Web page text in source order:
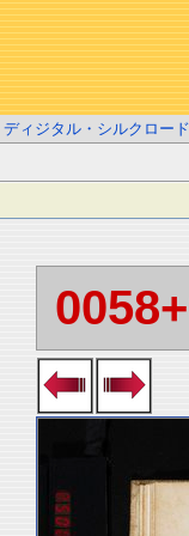
ディジタル・シルクロード